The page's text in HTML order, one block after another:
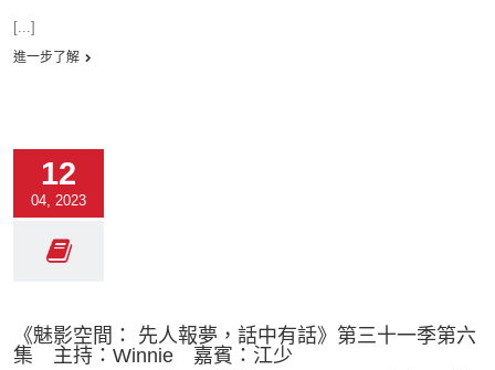
[...]
進一步了解
12
04, 2023
《魅影空間： 先人報夢，話中有話》第三十一季第六
集 主持：Winnie 嘉賓：江少